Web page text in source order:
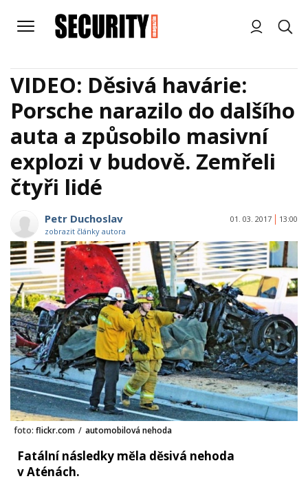
VIDEO: Děsivá havárie:
Porsche narazilo do dalšího
auta a způsobilo masivní
explozi v budově. Zemřeli
čtyři lidé
Petr Duchoslav
zobrazit články autora
01. 03. 2017 13:00
foto: flickr.com / automobilová nehoda
Fatální následky měla děsivá nehoda
v Aténách.